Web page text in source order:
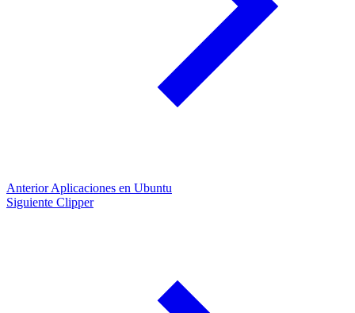
Anterior Aplicaciones en Ubuntu
Siguiente Clipper